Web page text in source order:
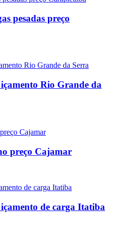
pesadas preço
Rio Grande da
preço Cajamar
de carga Itatiba